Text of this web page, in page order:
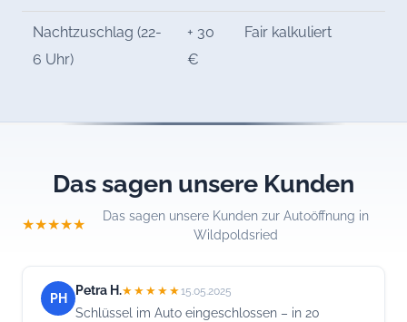
Nachtzuschlag (22-
6 Uhr)
+ 30
€
Fair kalkuliert
Das sagen unsere Kunden
★★★★★
Das sagen unsere Kunden zur Autoöffnung in
Wildpoldsried
PH
Petra H.★★★★★15.05.2025
Schlüssel im Auto eingeschlossen – in 20